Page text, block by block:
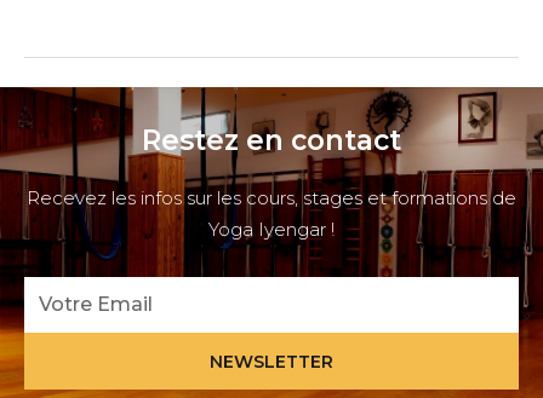
Restez en contact
Recevez les infos sur les cours, stages et formations de
Yoga Iyengar !
NEWSLETTER